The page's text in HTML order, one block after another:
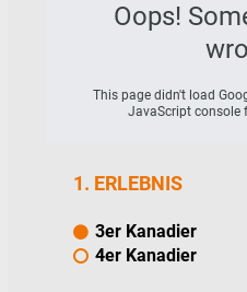
Oops!
This page didn't load
JavaScript console
1. ERLEBNIS
3er Kanadier
4er Kanadier